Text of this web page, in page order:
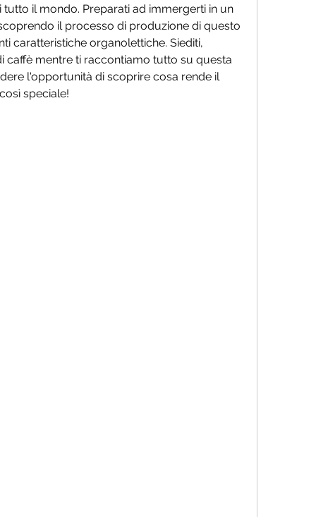
il mondo. Preparati ad immergerti in un
il processo di produzione di questo
caratteristiche organolettiche. Siediti,
caffè mentre ti raccontiamo tutto su questa
l'opportunità di scoprire cosa rende il
speciale!